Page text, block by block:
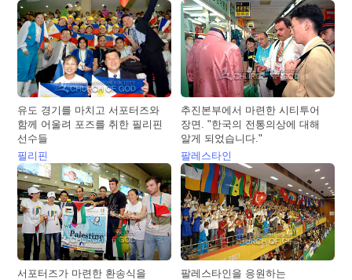
유도 경기를 마치고 서포터즈와
함께 어울려 포즈를 취한 필리핀
선수들
필리핀
추진본부에서 마련한 시티투어
장면. "한국의 전통의상에 대해
알게 되었습니다."
팔레스타인
서포터즈가 마련한 환송식을
팔레스타인을 응원하는